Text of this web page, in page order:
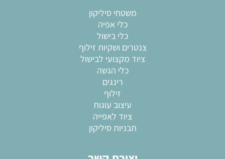
משטחי סיליקון
כלי אפיה
כלי בישול
צנטרים ושקיות זילוף
ציוד מקצועי לבישול
כלי הגשה
רינגים
זילוף
עיצוב עוגות
ציוד לאפייה
תבניות סיליקון